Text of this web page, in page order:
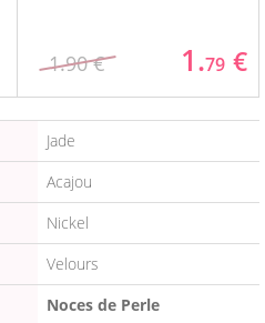
1.90 € 1.79 €
Jade
Acajou
Nickel
Velours
Noces de Perle